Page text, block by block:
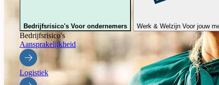
Bedrijfsrisico's Voor ondernemers Werk & Welzijn Voor jouw
Bedrijfsrisico's
Aansprakelijkheid
Logistiek